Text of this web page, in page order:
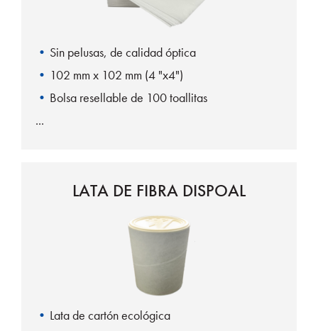
Sin pelusas, de calidad óptica
102 mm x 102 mm (4 "x4")
Bolsa resellable de 100 toallitas
LATA DE FIBRA DISPOAL
Lata de cartón ecológica